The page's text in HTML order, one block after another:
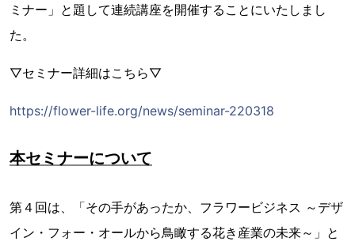
ミナー」と題して連続講座を開催することにいたしまし
た。
▽セミナー詳細はこちら▽
https://flower-life.org/news/seminar-220318
本セミナーについて
第４回は、「その手があったか、フラワービジネス ～デザ
イン・フォー・オールから鳥瞰する花き産業の未来～」と